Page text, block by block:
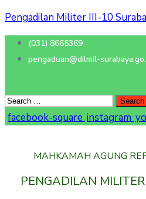
Pengadilan Militer III-10
(031) 8665369
pengaduan@dilmil-
facebook-square instagram
MAHKAMAH AGUNG
PENGADILAN